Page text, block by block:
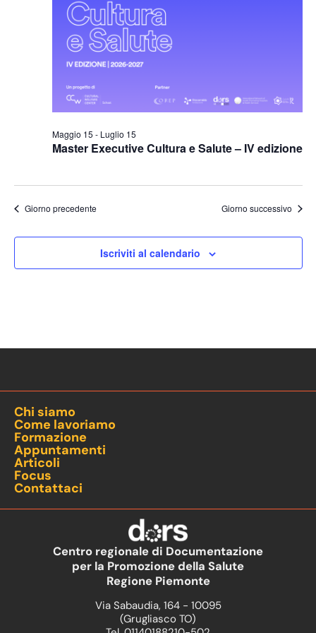
Master Executive Cultura e Salute – IV edizione
Maggio 15 - Luglio 15
Giorno precedente Giorno successivo
Iscriviti al calendario
Chi siamo
Come lavoriamo
Formazione
Appuntamenti
Articoli
Focus
Contattaci
Centro regionale di Documentazione
per la Promozione della Salute
Regione Piemonte
Via Sabaudia, 164 - 10095
(Grugliasco TO)